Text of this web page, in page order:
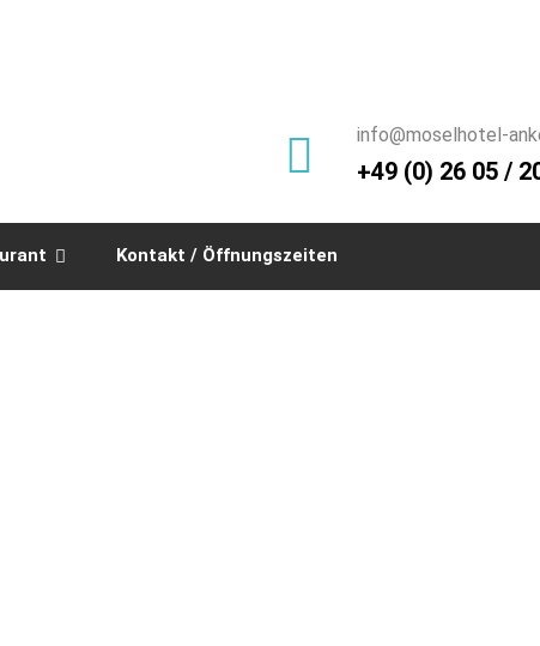
info@moselhotel-
+49 (0) 26 05 /
Kontakt / Öffnungszeiten